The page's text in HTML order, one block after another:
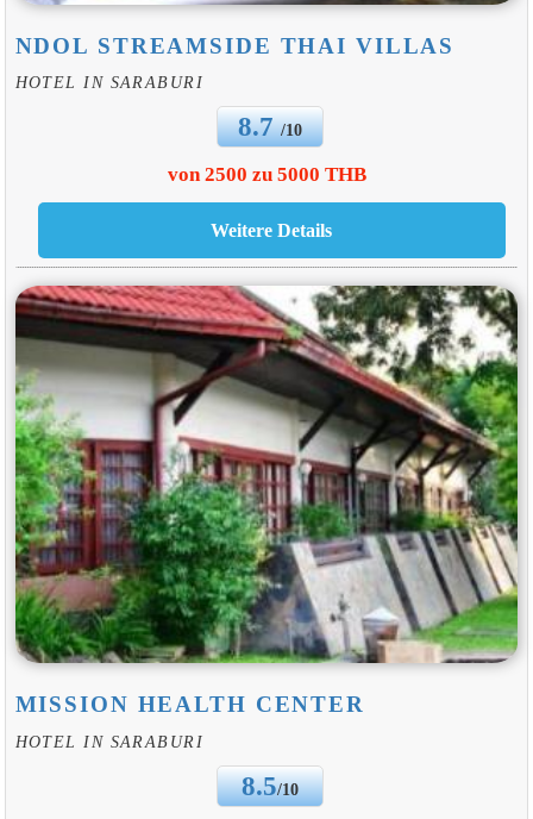
NDOL STREAMSIDE THAI VILLAS
HOTEL IN SARABURI
8.7/10
von 2500 zu 5000 THB
MISSION HEALTH CENTER
HOTEL IN SARABURI
8.5/10